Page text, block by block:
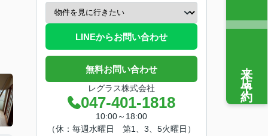
LINEからお問い合わせ
無料お問い合わせ
レグラス株式会社
047-401-1818
10:00～18:00
（休：毎週水曜日 第1、3、5火曜日）
来店予約